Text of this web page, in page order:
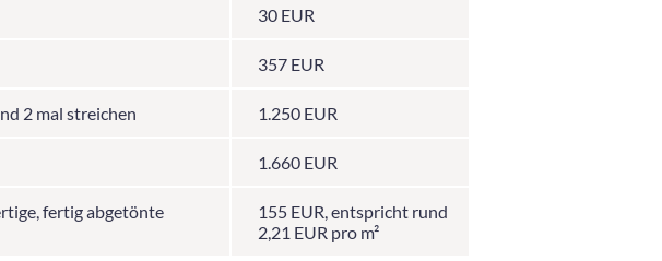
30 EUR
357 EUR
2 mal streichen 1.250 EUR
1.660 EUR
fertig abgetönte
155 EUR, entspricht rund
2,21 EUR pro m²